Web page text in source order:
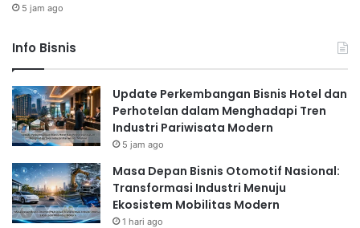
5 jam ago
Info Bisnis
Update Perkembangan Bisnis Hotel dan
Perhotelan dalam Menghadapi Tren
Industri Pariwisata Modern
5 jam ago
Masa Depan Bisnis Otomotif Nasional:
Transformasi Industri Menuju
Ekosistem Mobilitas Modern
1 hari ago